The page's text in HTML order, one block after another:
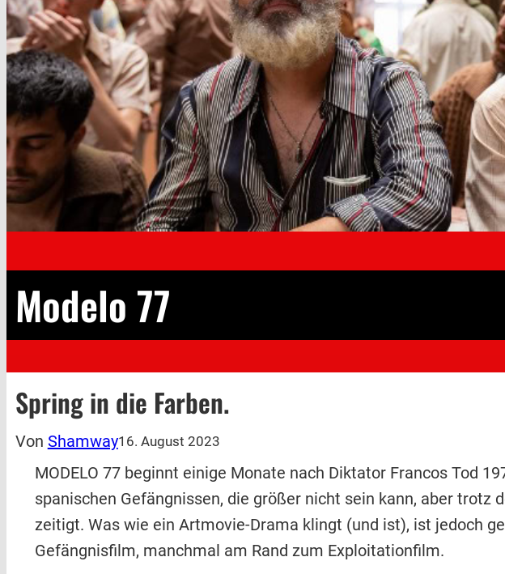
Modelo 77
Spring in die Farben.
Von Shamway16. August 2023
MODELO 77 beginnt einige Monate nach Diktator Francos Tod
spanischen Gefängnissen, die größer nicht sein kann, aber trotz
zeitigt. Was wie ein Artmovie-Drama klingt (und ist), ist jedoch
Gefängnisfilm, manchmal am Rand zum Exploitationfilm.